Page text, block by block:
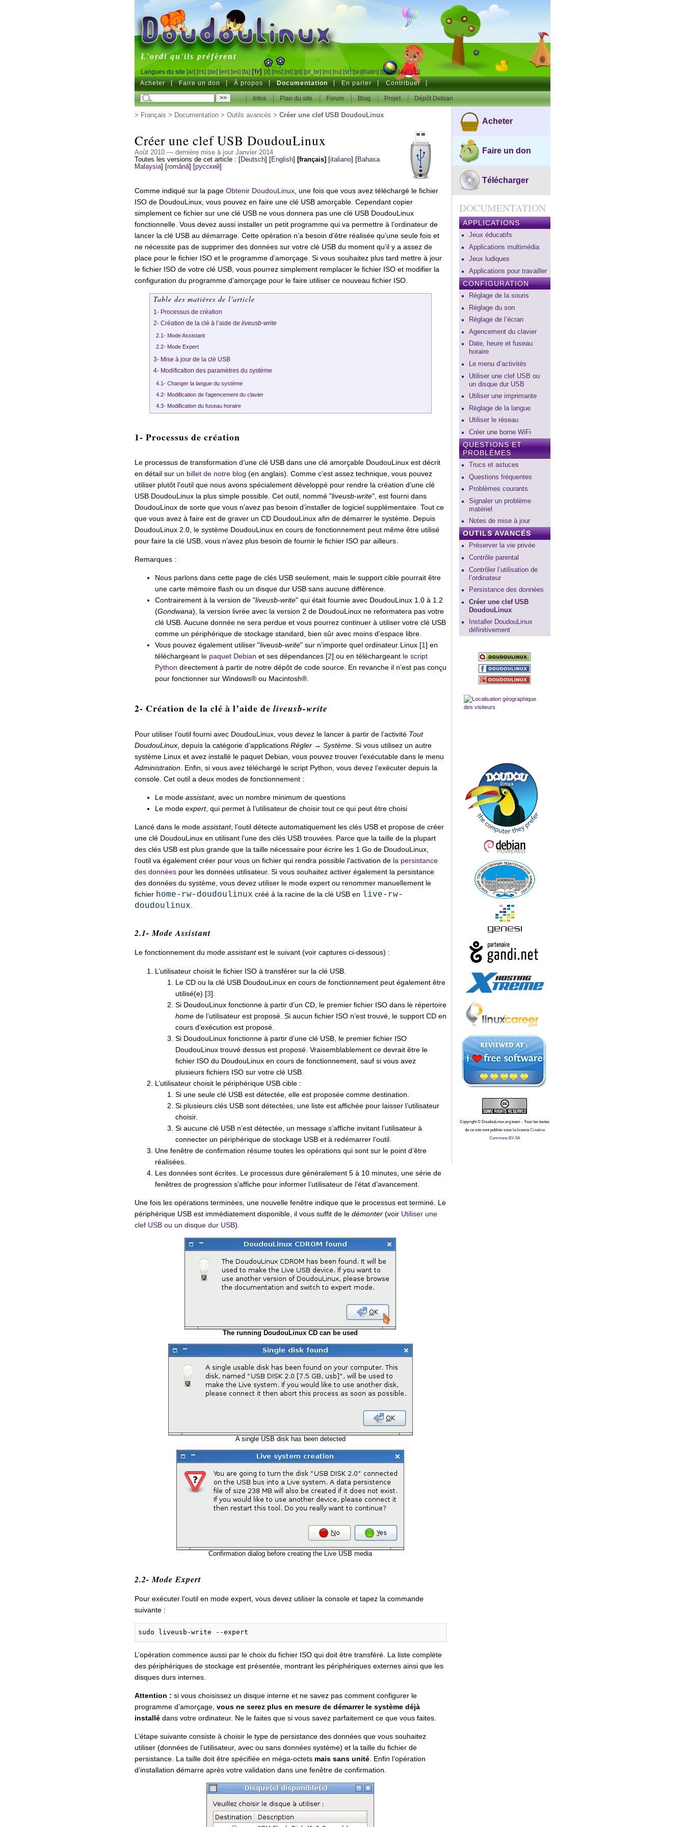
DoudouLinux
L'ordi qu'ils préfèrent
Langues du site [ar] [cs] [de] [en] [es] [fa] [fr] [it] [ms] [nl] [pt] [pt_br] [ro] [ru] [sr] [sr@latin] [th] [uk] [vi] [zh]
Acheter Faire un don À propos Documentation En parler Contribuer
Infos Plan du site Forum Blog Projet Dépôt Debian
> Français > Documentation> Outils avancés > Créer une clef USB DoudouLinux
Créer une clef USB DoudouLinux
Août 2010 — dernière mise à jour Janvier 2014
Toutes les versions de cet article :
Deutsch] English] [français] italiano]
Bahasa
Malaysia] română] русский]
Comme indiqué sur la page Obtenir DoudouLinux, une fois que vous avez téléchargé le fichier
ISO de DoudouLinux, vous pouvez en faire une clé USB amorçable. Cependant copier
simplement ce fichier sur une clé USB ne vous donnera pas une clé USB DoudouLinux
fonctionnelle. Vous devez aussi installer un petit programme qui va permettre à l’ordinateur de
lancer la clé USB au démarrage. Cette opération n’a besoin d’être réalisée qu’une seule fois et
ne nécessite pas de supprimer des données sur votre clé USB du moment qu’il y a assez de
place pour le fichier ISO et le programme d’amorçage. Si vous souhaitez plus tard mettre à jour
le fichier ISO de votre clé USB, vous pourrez simplement remplacer le fichier ISO et modifier la
configuration du programme d’amorçage pour le faire utiliser ce nouveau fichier ISO.
Table des matières de l'article
1- Processus de création
2- Création de la clé à l’aide de liveusb-write
2.1- Mode Assistant
2.2- Mode Expert
3- Mise à jour de la clé USB
4- Modification des paramètres du système
4.1- Changer la langue du système
4.2- Modification de l’agencement du clavier
4.3- Modification du fuseau horaire
1- Processus de création
Le processus de transformation d’une clé USB dans une clé amorçable DoudouLinux est décrit
en détail sur un billet de notre blog (en anglais). Comme c’est assez technique, vous pouvez
utiliser plutôt l’outil que nous avons spécialement développé pour rendre la création d’une clé
USB DoudouLinux la plus simple possible. Cet outil, nommé "liveusb-write", est fourni dans
DoudouLinux de sorte que vous n’avez pas besoin d’installer de logiciel supplémentaire. Tout ce
que vous avez à faire est de graver un CD DoudouLinux afin de démarrer le système. Depuis
DoudouLinux 2.0, le système DoudouLinux en cours de fonctionnement peut même être utilisé
pour faire la clé USB, vous n’avez plus besoin de fournir le fichier ISO par ailleurs.
Remarques :
Nous parlons dans cette page de clés USB seulement, mais le support cible pourrait être
une carte mémoire flash ou un disque dur USB sans aucune différence.
Contrairement à la version de "liveusb-write" qui était fournie avec DoudouLinux 1.0 à 1.2
(Gondwana), la version livrée avec la version 2 de DoudouLinux ne reformatera pas votre
clé USB. Aucune donnée ne sera perdue et vous pourrez continuer à utiliser votre clé USB
comme un périphérique de stockage standard, bien sûr avec moins d’espace libre.
Vous pouvez également utiliser "liveusb-write" sur n’importe quel ordinateur Linux [1] en
téléchargeant le paquet Debian et ses dépendances [2] ou en téléchargeant le script
Python directement à partir de notre dépôt de code source. En revanche il n’est pas conçu
pour fonctionner sur Windows® ou Macintosh®.
2- Création de la clé à l’aide de liveusb-write
Pour utiliser l’outil fourni avec DoudouLinux, vous devez le lancer à partir de l’activité Tout
DoudouLinux, depuis la catégorie d’applications Régler → Système. Si vous utilisez un autre
système Linux et avez installé le paquet Debian, vous pouvez trouver l’exécutable dans le menu
Administration. Enfin, si vous avez téléchargé le script Python, vous devez l’exécuter depuis la
console. Cet outil a deux modes de fonctionnement :
Le mode assistant, avec un nombre minimum de questions
Le mode expert, qui permet à l’utilisateur de choisir tout ce qui peut être choisi
Lancé dans le mode assistant, l’outil détecte automatiquement les clés USB et propose de créer
une clé DoudouLinux en utilisant l’une des clés USB trouvées. Parce que la taille de la plupart
des clés USB est plus grande que la taille nécessaire pour écrire les 1 Go de DoudouLinux,
l’outil va également créer pour vous un fichier qui rendra possible l’activation de la persistance
des donnéespour les données utilisateur. Si vous souhaitez activer également la persistance
des données du système, vous devez utiliser le mode expert ou renommer manuellement le
fichier home-rw-doudoulinux créé à la racine de la clé USB en live-rw-
doudoulinux
2.1- Mode Assistant
Le fonctionnement du mode assistantest le suivant (voir captures ci-dessous) :
L’utilisateur choisit le fichier ISO à transférer sur la clé USB.
Le CD ou la clé USB DoudouLinux en cours de fonctionnement peut également être
utilisé(e) [3].
Si DoudouLinux fonctionne à partir d’un CD, le premier fichier ISO dans le répertoire
homede l’utilisateur est proposé. Si aucun fichier ISO n’est trouvé, le support CD en
cours d’exécution est proposé.
Si DoudouLinux fonctionne à partir d’une clé USB, le premier fichier ISO
DoudouLinux trouvé dessus est proposé. Vraisemblablement ce devrait être le
fichier ISO du DoudouLinux en cours de fonctionnement, sauf si vous avez
plusieurs fichiers ISO sur votre clé USB.
L’utilisateur choisit le périphérique USB cible :
Si une seule clé USB est détectée, elle est proposée comme destination.
Si plusieurs clés USB sont détectées, une liste est affichée pour laisser l’utilisateur
choisir.
Si aucune clé USB n’est détectée, un message s’affiche invitant l’utilisateur à
connecter un périphérique de stockage USB et à redémarrer l’outil.
Une fenêtre de confirmation résume toutes les opérations qui sont sur le point d’être
réalisées.
Les données sont écrites. Le processus dure généralement 5 à 10 minutes, une série de
fenêtres de progression s’affiche pour informer l’utilisateur de l’état d’avancement.
Une fois les opérations terminées, une nouvelle fenêtre indique que le processus est terminé. Le
périphérique USB est immédiatement disponible, il vous suffit de le démonter(voir Utiliser une
clef USB ou un disque dur USB).
The running DoudouLinux CD can be used
A single USB disk has been detected
Confirmation dialog before creating the Live USB media
2.2- Mode Expert
Pour exécuter l’outil en mode expert, vous devez utiliser la console et tapez la commande
suivante :
sudo liveusb-write --expert
L’opération commence aussi par le choix du fichier ISO qui doit être transféré. La liste complète
des périphériques de stockage est présentée, montrant les périphériques externes ainsi que les
disques durs internes.
Attention : si vous choisissez un disque interne et ne savez pas comment configurer le
programme d’amorçage, vous ne serez plus en mesure de démarrer le système déjà
installédans votre ordinateur. Ne le faites que si vous savez parfaitement ce que vous faites.
L’étape suivante consiste à choisir le type de persistance des données que vous souhaitez
utiliser (données de l’utilisateur, avec ou sans données système) et la taille du fichier de
persistance. La taille doit être spécifiée en méga-octets mais sans unité. Enfin l’opération
d’installation démarre après votre validation dans une fenêtre de confirmation.
Acheter
Faire un don
Télécharger
DOCUMENTATION
APPLICATIONS
Jeux éducatifs
Applications multimédia
Jeux ludiques
Applications pour travailler
CONFIGURATION
Réglage de la souris
Réglage du son
Réglage de l’écran
Agencement du clavier
Date, heure et fuseau
horaire
Le menu d’activités
Utiliser une clef USB ou
un disque dur USB
Utiliser une imprimante
Réglage de la langue
Utiliser le réseau
Créer une borne WiFi
QUESTIONS ET
PROBLÈMES
Trucs et astuces
Questions fréquentes
Problèmes courants
Signaler un problème
matériel
Notes de mise à jour
OUTILS AVANCÉS
Préserver la vie privée
Contrôle parental
Contrôler l’utilisation de
l’ordinateur
Persistance des données
Créer une clef USB
DoudouLinux
Installer DoudouLinux
définitivement
Copyright © DoudouLinux.org team - Tous les textes
de ce site sont publiés sous la licence Creative
Commons BY-SA